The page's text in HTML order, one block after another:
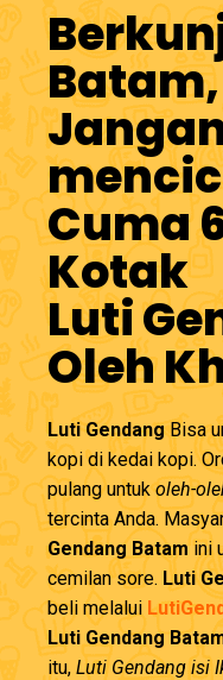
Batam,
Cuma
Kotak
Luti
Oleh
Luti GendangBisa
kopi di kedai kopi.
pulang untukoleh-
tercinta Anda.
Gendang Batamini
cemilan sore. Luti
beli melalui
Luti Gendang
itu, Luti Gendang isi